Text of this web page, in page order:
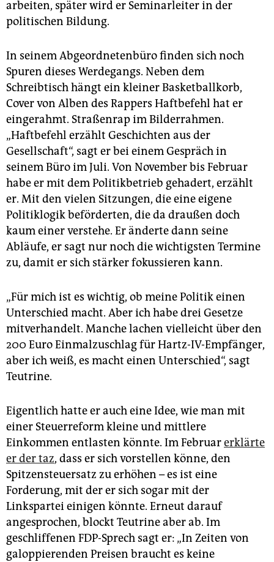
arbeiten, später wird er Seminarleiter in der
politischen Bildung.
In seinem Abgeordnetenbüro finden sich noch
Spuren dieses Werdegangs. Neben dem
Schreibtisch hängt ein kleiner Basketballkorb,
Cover von Alben des Rappers Haftbefehl hat er
eingerahmt. Straßenrap im Bilderrahmen.
„Haftbefehl erzählt Geschichten aus der
Gesellschaft“, sagt er bei einem Gespräch in
seinem Büro im Juli. Von November bis Februar
habe er mit dem Politikbetrieb gehadert, erzählt
er. Mit den vielen Sitzungen, die eine eigene
Politiklogik beförderten, die da draußen doch
kaum einer verstehe. Er änderte dann seine
Abläufe, er sagt nur noch die wichtigsten Termine
zu, damit er sich stärker fokussieren kann.
„Für mich ist es wichtig, ob meine Politik einen
Unterschied macht. Aber ich habe drei Gesetze
mitverhandelt. Manche lachen vielleicht über den
200 Euro Einmalzuschlag für Hartz-IV-Empfänger,
aber ich weiß, es macht einen Unterschied“, sagt
Teutrine.
Eigentlich hatte er auch eine Idee, wie man mit
einer Steuerreform kleine und mittlere
Einkommen entlasten könnte. Im Februarerklärte
er der taz, dass er sich vorstellen könne, den
Spitzensteuersatz zu erhöhen – es ist eine
Forderung, mit der er sich sogar mit der
Linkspartei einigen könnte. Erneut darauf
angesprochen, blockt Teutrine aber ab. Im
geschliffenen FDP-Sprech sagt er: „In Zeiten von
galoppierenden Preisen braucht es keine